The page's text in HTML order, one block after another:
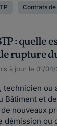
Contrats de
: quelle
rupture
à jour le 01/
technicien ou
Bâtiment et
nouveaux
démission ou